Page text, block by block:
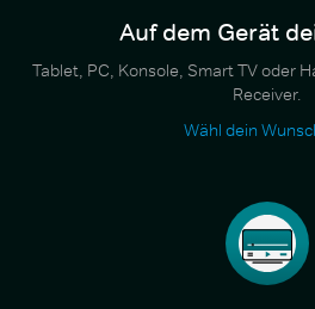
Auf dem Gerät
Tablet, PC, Konsole, Smart TV oder
Receiver.
Wähl dein